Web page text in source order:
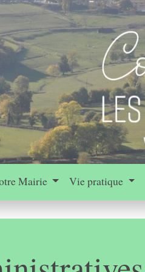
Mairie Vie pratique